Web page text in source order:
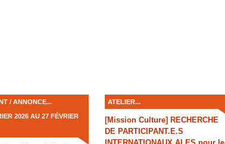
/ ANNONCE...
2026 AU 27 FÉVRIER
ATELIER...
[Mission Culture] RECHERCHE
DE PARTICIPANT.E.S